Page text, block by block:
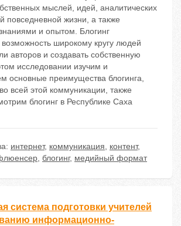
мыслей, идей, аналитических
повседневной жизни, а также
и опытом. Блогинг
возможность широкому кругу людей
авторов и создавать собственную
исследовании изучим и
основные преимущества блогинга,
всей этой коммуникации, также
блогинг в Республике Саха
интернет, коммуникация, контент,
, блогинг, медийный формат
система подготовки учителей
информационно-